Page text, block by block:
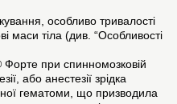
особливо тривалості
маси тіла (див. “Особливості
при спинномозковій
або анестезії зрідка
гематоми, що призводила